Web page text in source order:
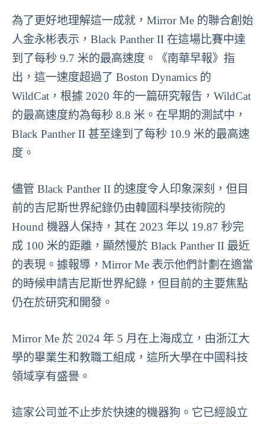
為了更好地理解這一成就，Mirror Me 的聯合創始
人金永彬表示，Black Panther II 在這場比賽中達
到了每秒 9.7 米的最高速度。《南華早報》指
出，這一速度超過了 Boston Dynamics 的
WildCat，根據 2020 年的一篇研究報告，WildCat
的最高速度約為每秒 8.8 米。在早期的測試中，
Black Panther II 甚至達到了每秒 10.9 米的最高速
度。
儘管 Black Panther II 的速度令人印象深刻，但目
前的吉尼斯世界紀錄仍由韓國科學技術院的
Hound 機器人保持，其在 2023 年以 19.87 秒完
成 100 米的距離，顯然慢於 Black Panther II 最近
的表現。據報導，Mirror Me 表示他們計劃在適當
的時候申請吉尼斯世界紀錄，但目前的主要焦點
仍在於研究和開發。
Mirror Me 於 2024 年 5 月在上海成立，由浙江大
學的畢業生和教職工組成，這所大學在中國科技
領域享有盛譽。
這家公司並不止步於快速的機器狗。它已經設立